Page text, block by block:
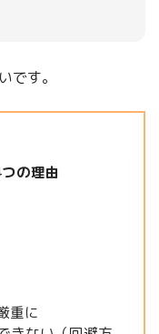
です。
の理由
重に